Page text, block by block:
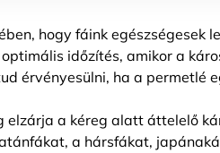
hogy fáink egészségesek
időzítés, amikor a
érvényesülni, ha a permetlé
a kéreg alatt áttelelő
a hársfákat,